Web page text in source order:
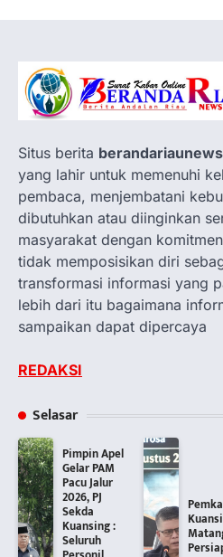
Situs berita
yang lahir untuk memenuhi
pembaca, menjembatani
dibutuhkan atau diinginkan
masyarakat dengan komitmen
tidak memposisikan diri
transformasi informasi yang
lebih dari itu bagaimana
sampaikan dapat dipercaya
REDAKSI
Selasar
Pimpin Apel
Gelar PAM
Pacu Jalur
2026, PJ
Sekda
Kuansing :
Seluruh